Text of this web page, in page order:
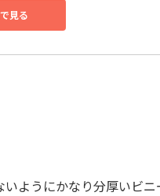
見る
ようにかなり分厚いビ